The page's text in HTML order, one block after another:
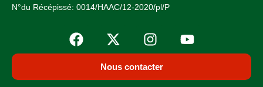
N°du Récépissé: 0014/HAAC/12-2020/pl/P
Nous contacter